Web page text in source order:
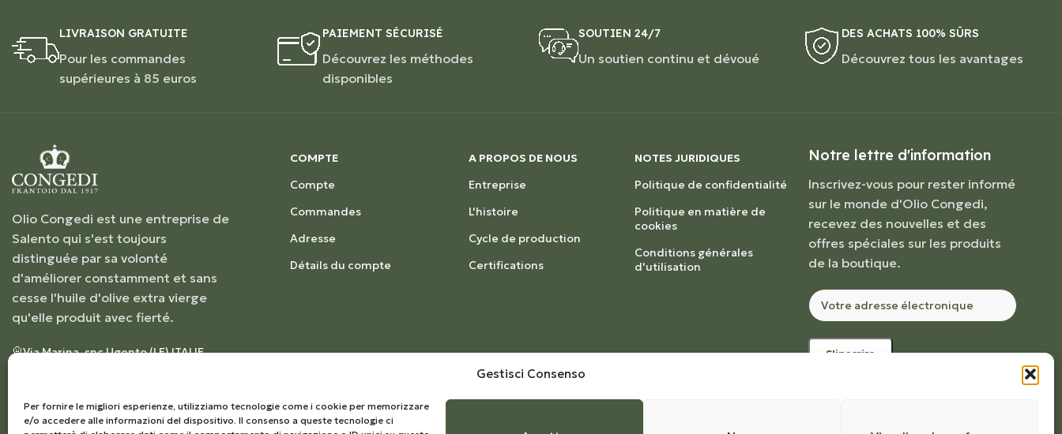
Gestisci Consenso
Per fornire le migliori esperienze, utilizziamo tecnologie come i cookie per memorizzare
e/o accedere alle informazioni del dispositivo. Il consenso a queste tecnologie ci
LIVRAISON GRATUITE
Pour les commandes
supérieures à 85 euros
PAIEMENT SÉCURISÉ
Découvrez les méthodes
disponibles
SOUTIEN 24/7
Un soutien continu et dévoué
DES ACHATS 100% SÛRS
Découvrez tous les avantages
Olio Congedi est une entreprise de
Salento qui s'est toujours
distinguée par sa volonté
d'améliorer constamment et sans
cesse l'huile d'olive extra vierge
qu'elle produit avec fierté.
Via Marina, snc Ugento (LE) ITALIE
NUMÉRO DE TVA : 04230250757
COMPTE
Compte
Commandes
Adresse
Détails du compte
A PROPOS DE NOUS
Entreprise
L'histoire
Cycle de production
Certifications
NOTES JURIDIQUES
Politique de confidentialité
Politique en matière de
cookies
Conditions générales
d'utilisation
Notre lettre d'information
Inscrivez-vous pour rester informé
sur le monde d'Olio Congedi,
recevez des nouvelles et des
offres spéciales sur les produits
de la boutique.